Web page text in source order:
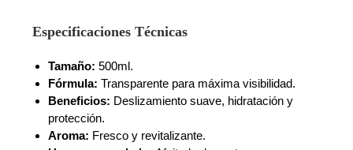
Especificaciones Técnicas
Tamaño: 500ml.
Fórmula: Transparente para máxima visibilidad.
Beneficios: Deslizamiento suave, hidratación y
protección.
Aroma: Fresco y revitalizante.